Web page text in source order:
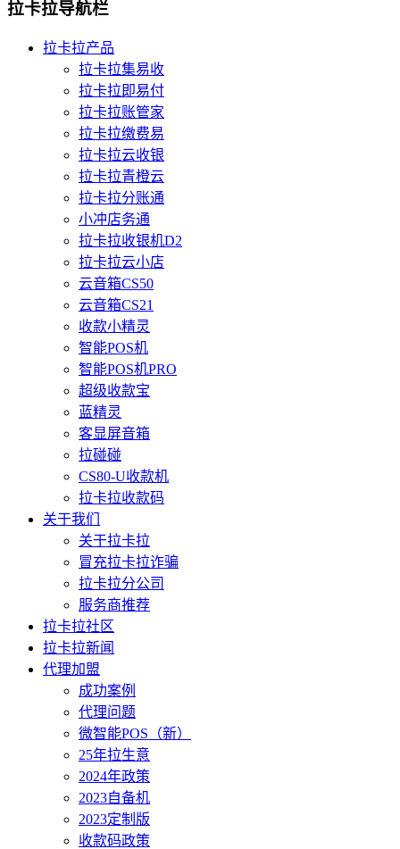
拉卡拉导航栏
拉卡拉产品
拉卡拉集易收
拉卡拉即易付
拉卡拉账管家
拉卡拉缴费易
拉卡拉云收银
拉卡拉青橙云
拉卡拉分账通
小冲店务通
拉卡拉收银机D2
拉卡拉云小店
云音箱CS50
云音箱CS21
收款小精灵
智能POS机
智能POS机PRO
超级收款宝
蓝精灵
客显屏音箱
拉碰碰
CS80-U收款机
拉卡拉收款码
关于我们
关于拉卡拉
冒充拉卡拉诈骗
拉卡拉分公司
服务商推荐
拉卡拉社区
拉卡拉新闻
代理加盟
成功案例
代理问题
微智能POS（新）
25年拉生意
2024年政策
2023自备机
2023定制版
收款码政策